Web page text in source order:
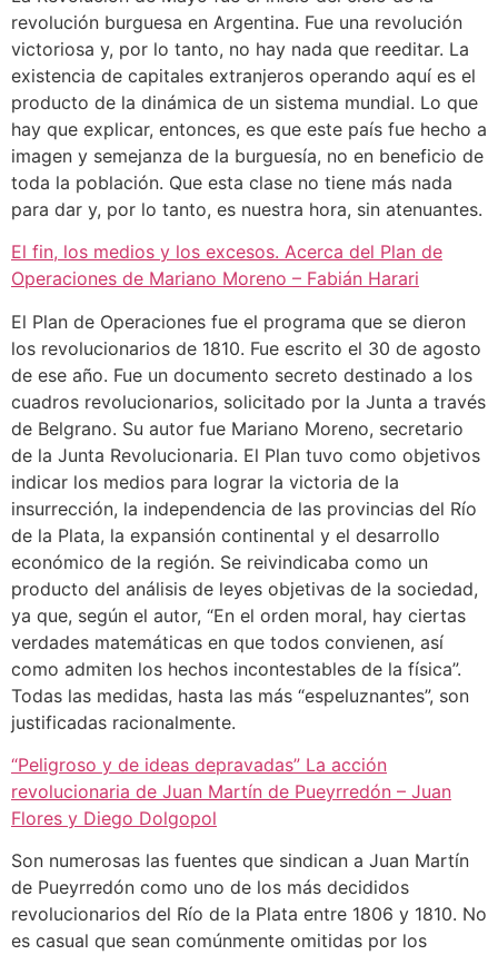
revolución burguesa en Argentina. Fue una revolución
victoriosa y, por lo tanto, no hay nada que reeditar. La
existencia de capitales extranjeros operando aquí es el
producto de la dinámica de un sistema mundial. Lo que
hay que explicar, entonces, es que este país fue hecho a
imagen y semejanza de la burguesía, no en beneficio de
toda la población. Que esta clase no tiene más nada
para dar y, por lo tanto, es nuestra hora, sin atenuantes.
El fin, los medios y los excesos. Acerca del Plan de
Operaciones de Mariano Moreno – Fabián Harari
El Plan de Operaciones fue el programa que se dieron
los revolucionarios de 1810. Fue escrito el 30 de agosto
de ese año. Fue un documento secreto destinado a los
cuadros revolucionarios, solicitado por la Junta a través
de Belgrano. Su autor fue Mariano Moreno, secretario
de la Junta Revolucionaria. El Plan tuvo como objetivos
indicar los medios para lograr la victoria de la
insurrección, la independencia de las provincias del Río
de la Plata, la expansión continental y el desarrollo
económico de la región. Se reivindicaba como un
producto del análisis de leyes objetivas de la sociedad,
ya que, según el autor, “En el orden moral, hay ciertas
verdades matemáticas en que todos convienen, así
como admiten los hechos incontestables de la física”.
Todas las medidas, hasta las más “espeluznantes”, son
justificadas racionalmente.
“Peligroso y de ideas depravadas” La acción
revolucionaria de Juan Martín de Pueyrredón – Juan
Flores y Diego Dolgopol
Son numerosas las fuentes que sindican a Juan Martín
de Pueyrredón como uno de los más decididos
revolucionarios del Río de la Plata entre 1806 y 1810. No
es casual que sean comúnmente omitidas por los